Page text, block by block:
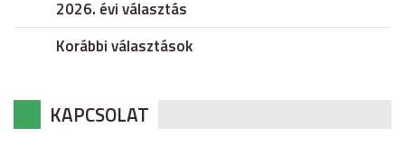
2026. évi választás
Korábbi választások
KAPCSOLAT